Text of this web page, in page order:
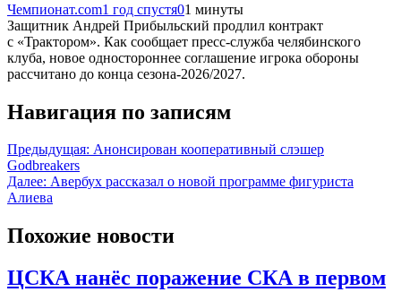
Чемпионат.com1 год спустя01 минуты
Защитник Андрей Прибыльский продлил контракт
с «Трактором». Как сообщает пресс-служба челябинского
клуба, новое одностороннее соглашение игрока обороны
рассчитано до конца сезона-2026/2027.
Навигация по записям
Предыдущая: Анонсирован кооперативный слэшер
Godbreakers
Далее: Авербух рассказал о новой программе фигуриста
Алиева
Похожие новости
ЦСКА нанёс поражение СКА в первом